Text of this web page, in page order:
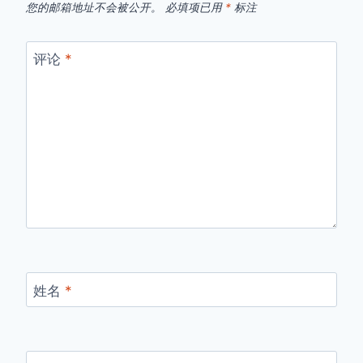
您的邮箱地址不会被公开。 必填项已用 * 标注
评论 *
姓名 *